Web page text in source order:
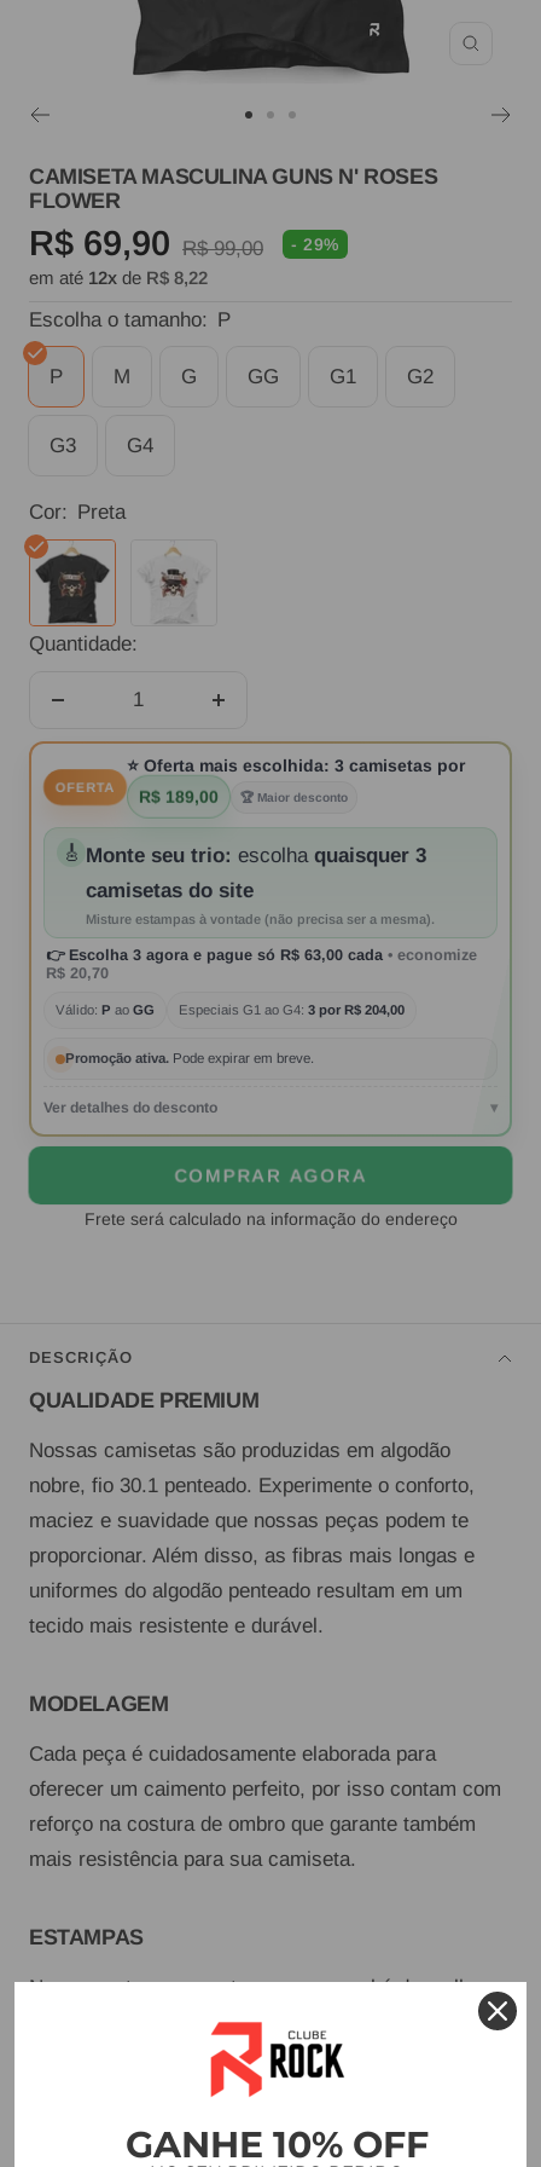
ao
1
aoao
3
CAMISETA MASCULINA GUNS N' ROSES
FLOWER
Preço
promocional
R$ 69,90 Preço
normal
R$ 99,00 - 29%
em até 12x de R$ 8,22
Escolha o tamanho: P
P M G GG G1 G2
G3 G4
Cor:
Preta
Preta
Branca
Quantidade:
quantidade
quantidade
OFERTA
⭐ Oferta mais escolhida: 3 camisetas por
R$ 189,00
🏆 Maior desconto
🎸 Monte seu trio: escolha quaisquer 3
camisetas do site
Misture estampas à vontade (não precisa ser a mesma).
👉 Escolha 3 agora e pague só R$ 63,00 cada • economize
R$ 20,70
Válido: P ao GG Especiais G1 ao G4: 3 por R$ 204,00
Promoção ativa. Pode expirar em breve.
Ver detalhes do desconto ▾
COMPRAR AGORA
Frete será calculado na informação do endereço
DESCRIÇÃO
QUALIDADE PREMIUM
Nossas camisetas são produzidas em algodão
nobre, fio 30.1 penteado. Experimente o conforto,
maciez e suavidade que nossas peças podem te
proporcionar. Além disso, as fibras mais longas e
uniformes do algodão penteado resultam em um
tecido mais resistente e durável.
MODELAGEM
Cada peça é cuidadosamente elaborada para
oferecer um caimento perfeito, por isso contam com
reforço na costura de ombro que garante também
mais resistência para sua camiseta.
ESTAMPAS
Nossas estampas contam com o que há de melhor
no mundo em matéria prima. Além de durabilidade,
proporcionam acabamento perfeito e a possibilidade
de variedade na hora de montar nossas coleções.
GANHE 10% OFF